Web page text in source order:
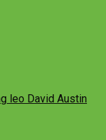
leo David Austin